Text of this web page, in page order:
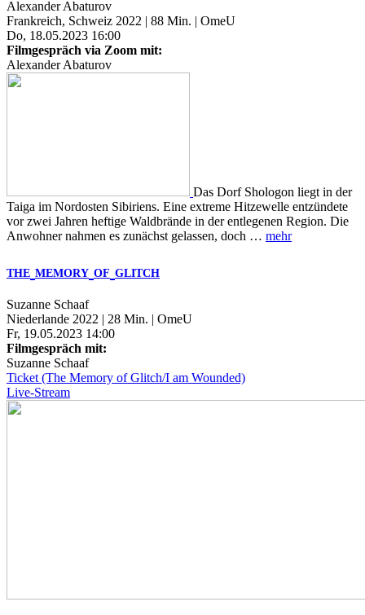
Alexander Abaturov
Frankreich, Schweiz 2022 | 88 Min. | OmeU
Do, 18.05.2023 16:00
Filmgespräch via Zoom mit:
Alexander Abaturov
Das Dorf Shologon liegt in der
Taiga im Nordosten Sibiriens. Eine extreme Hitzewelle entzündete
vor zwei Jahren heftige Waldbrände in der entlegenen Region. Die
Anwohner nahmen es zunächst gelassen, doch … mehr
THE MEMORY OF GLITCH
Suzanne Schaaf
Niederlande 2022 | 28 Min. | OmeU
Fr, 19.05.2023 14:00
Filmgespräch mit:
Suzanne Schaaf
Ticket (The Memory of Glitch/I am Wounded)
Live-Stream